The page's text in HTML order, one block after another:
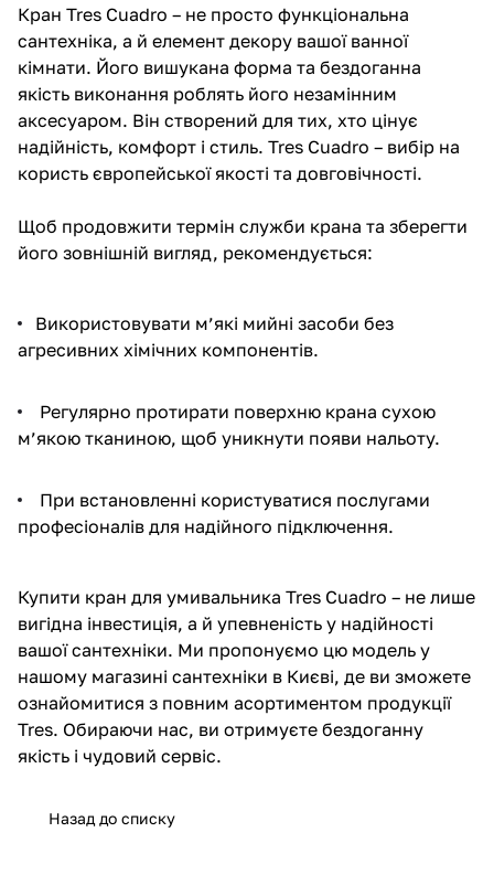
Кран Tres Cuadro – не просто функціональна
сантехніка, а й елемент декору вашої ванної
кімнати. Його вишукана форма та бездоганна
якість виконання роблять його незамінним
аксесуаром. Він створений для тих, хто цінує
надійність, комфорт і стиль. Tres Cuadro – вибір на
користь європейської якості та довговічності.
Щоб продовжити термін служби крана та зберегти
його зовнішній вигляд, рекомендується:
Використовувати м’які мийні засоби без
агресивних хімічних компонентів.
Регулярно протирати поверхню крана сухою
м’якою тканиною, щоб уникнути появи нальоту.
При встановленні користуватися послугами
професіоналів для надійного підключення.
Купити кран для умивальника Tres Cuadro – не лише
вигідна інвестиція, а й упевненість у надійності
вашої сантехніки. Ми пропонуємо цю модель у
нашому магазині сантехніки в Києві, де ви зможете
ознайомитися з повним асортиментом продукції
Tres. Обираючи нас, ви отримуєте бездоганну
якість і чудовий сервіс.
Назад до списку